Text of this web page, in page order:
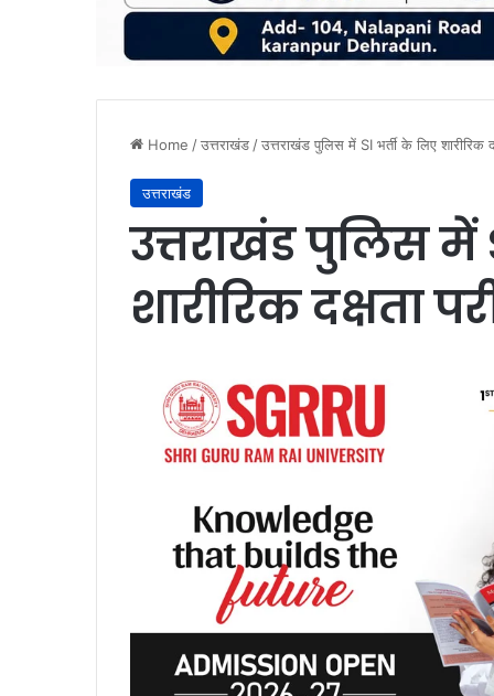
Home /उत्तराखंड/उत्तराखंड पुलिस में SI भर्ती के लिए शारीरिक
उत्तराखंड
उत्तराखंड पुलिस में
शारीरिक दक्षता